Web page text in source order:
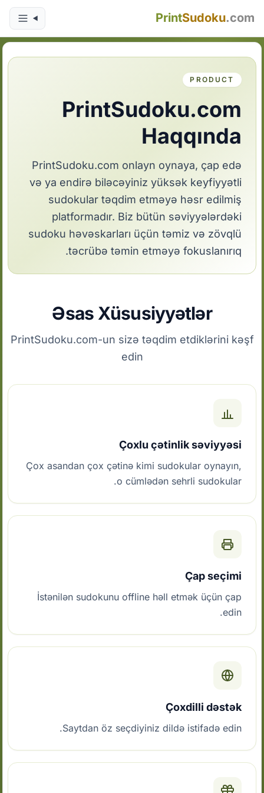
PrintSudoku.com
PRODUCT
PrintSudoku.com
Haqqında
PrintSudoku.com onlayn oynaya, çap edə
və ya endirə biləcəyiniz yüksək keyfiyyətli
sudokular təqdim etməyə həsr edilmiş
platformadır. Biz bütün səviyyələrdəki
sudoku həvəskarları üçün təmiz və zövqlü
təcrübə təmin etməyə fokuslanırıq.
Əsas Xüsusiyyətlər
PrintSudoku.com-un sizə təqdim etdiklərini kəşf
edin
Çoxlu çətinlik səviyyəsi
Çox asandan çox çətinə kimi sudokular oynayın,
o cümlədən sehrli sudokular.
Çap seçimi
İstənilən sudokunu offline həll etmək üçün çap
edin.
Çoxdilli dəstək
Saytdan öz seçdiyiniz dildə istifadə edin.